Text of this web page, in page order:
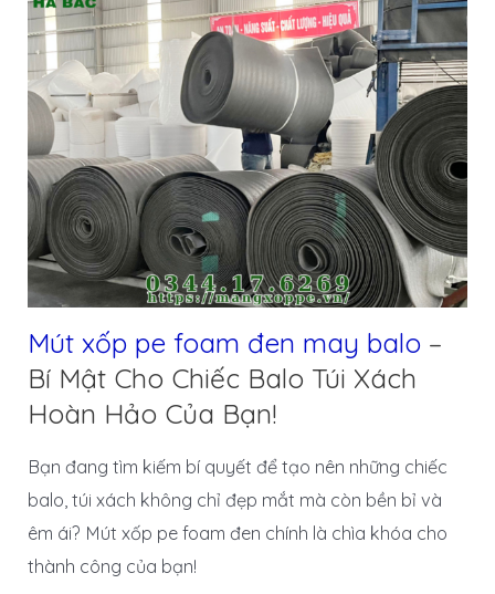
Mút xốp pe foam đen may balo –
Bí Mật Cho Chiếc Balo Túi Xách
Hoàn Hảo Của Bạn!
Bạn đang tìm kiếm bí quyết để tạo nên những chiếc
balo, túi xách không chỉ đẹp mắt mà còn bền bỉ và
êm ái? Mút xốp pe foam đen chính là chìa khóa cho
thành công của bạn!